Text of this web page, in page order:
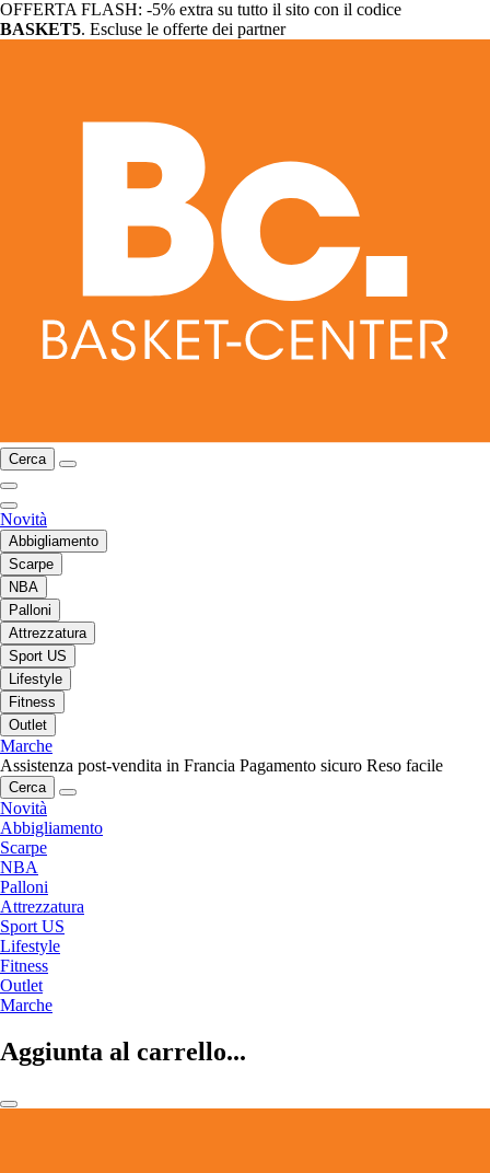
OFFERTA FLASH: -5% extra su tutto il sito con il codice
BASKET5. Escluse le offerte dei partner
Cerca
Novità
Abbigliamento
Scarpe
NBA
Palloni
Attrezzatura
Sport US
Lifestyle
Fitness
Outlet
Marche
Assistenza post-vendita in Francia Pagamento sicuro Reso facile
Cerca
Novità
Abbigliamento
Scarpe
NBA
Palloni
Attrezzatura
Sport US
Lifestyle
Fitness
Outlet
Marche
Aggiunta al carrello...